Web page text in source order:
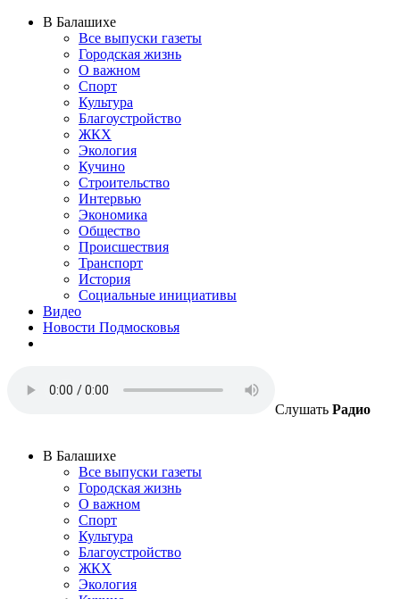
В Балашихе
Все выпуски газеты
Городская жизнь
О важном
Спорт
Культура
Благоустройство
ЖКХ
Экология
Кучино
Строительство
Интервью
Экономика
Общество
Происшествия
Транспорт
История
Социальные инициативы
Видео
Новости Подмосковья
Слушать Радио
В Балашихе
Все выпуски газеты
Городская жизнь
О важном
Спорт
Культура
Благоустройство
ЖКХ
Экология